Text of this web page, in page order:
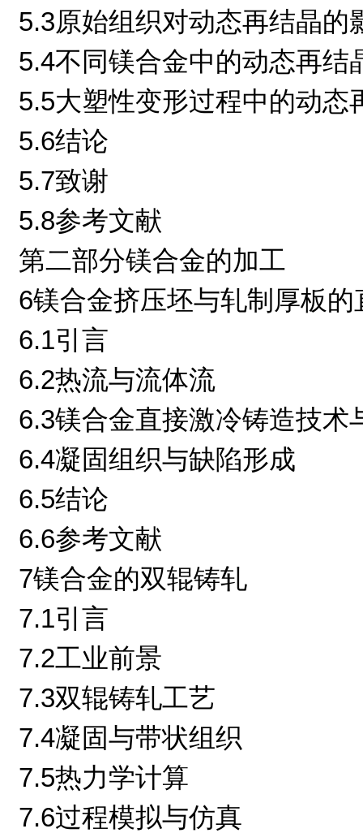
5.3原始组织对动态再结晶的
5.4不同镁合金中的动态再结
5.5大塑性变形过程中的动态
5.6结论
5.7致谢
5.8参考文献
第二部分镁合金的加工
6镁合金挤压坯与轧制厚板
6.1引言
6.2热流与流体流
6.3镁合金直接激冷铸造技术
6.4凝固组织与缺陷形成
6.5结论
6.6参考文献
7镁合金的双辊铸轧
7.1引言
7.2工业前景
7.3双辊铸轧工艺
7.4凝固与带状组织
7.5热力学计算
7.6过程模拟与仿真